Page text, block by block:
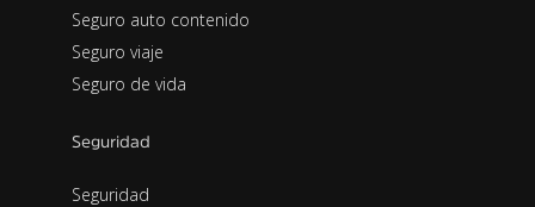
Seguro auto contenido
Seguro viaje
Seguro de vida
Seguridad
Seguridad